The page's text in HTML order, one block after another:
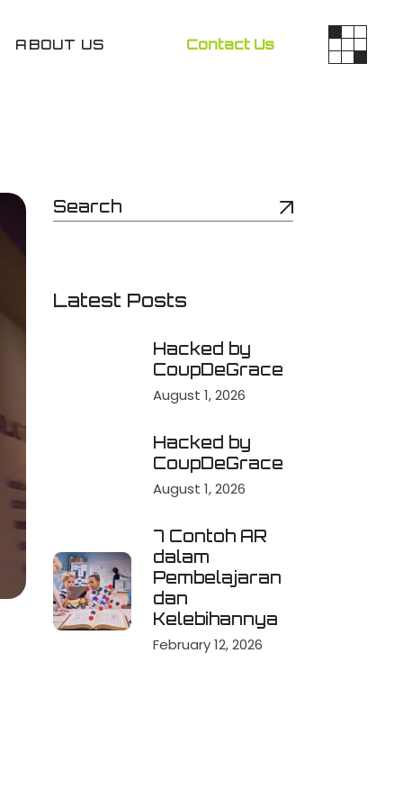
ABOUT US Contact Us
Latest Posts
Hacked by
CoupDeGrace
August 1, 2026
Hacked by
CoupDeGrace
August 1, 2026
7 Contoh AR
dalam
Pembelajaran
dan
Kelebihannya
February 12, 2026